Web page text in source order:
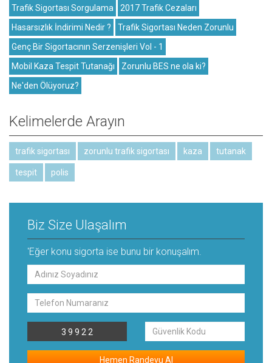
Trafik Sigortası Sorgulama
2017 Trafik Cezaları
Hasarsızlık İndirimi Nedir ?
Trafik Sigortası Neden Zorunlu
Genç Bir Sigortacının Serzenişleri Vol - 1
Mobil Kaza Tespit Tutanağı
Zorunlu BES ne ola ki?
Ne'den Ölüyoruz?
Kelimelerde Arayın
trafik sigortası zorunlu trafik sigortası kaza tutanak
tespit polis
Biz Size Ulaşalım
'Eğer konu sigorta ise bunu bir konuşalım.
3 9 9 2 2
Hemen Randevu Al